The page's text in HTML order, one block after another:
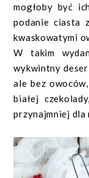
mogłoby być
podanie ciasta
kwaskowatymi
W takim
wykwintny
ale bez
białej
przynajmniej dla